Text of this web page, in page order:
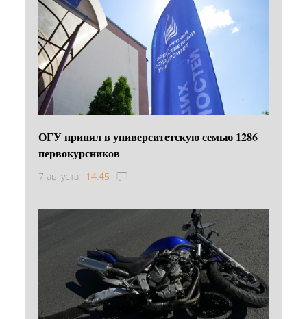
ОГУ принял в университетскую семью 1286
первокурсников
7 августа 14:45